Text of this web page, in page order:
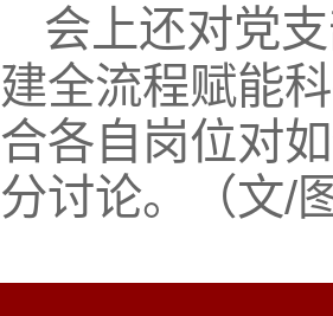
会上还对党
建全流程赋能
合各自岗位对
分讨论。（文/